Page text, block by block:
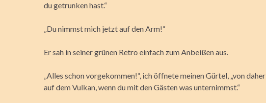
du getrunken hast.“
„Du nimmst mich jetzt auf den Arm!“
Er sah in seiner grünen Retro einfach zum Anbeißen aus.
„Alles schon vorgekommen!“, ich öffnete meinen Gürtel, „von
auf dem Vulkan, wenn du mit den Gästen was unternimmst.“